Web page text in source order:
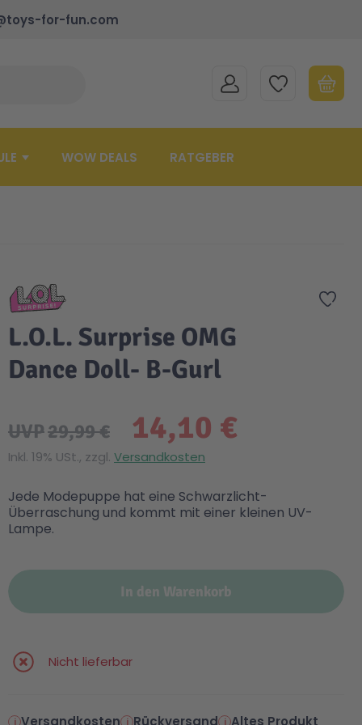
for-fun.com
MEIN KONTOMEINE WUNSCHLISTE
WOW DEALS RATGEBER
Zur
L.O.L. Surprise OMG
Dance Doll- B-Gurl
14,10 €
UVP29,99 €
Inkl. 19% USt., zzgl. Versandkosten
Jede Modepuppe hat eine Schwarzlicht-
Überraschung und kommt mit einer kleinen UV-
Lampe.
In den Warenkorb
Nicht lieferbar
Versandkosten Rückversand
Altes Produkt